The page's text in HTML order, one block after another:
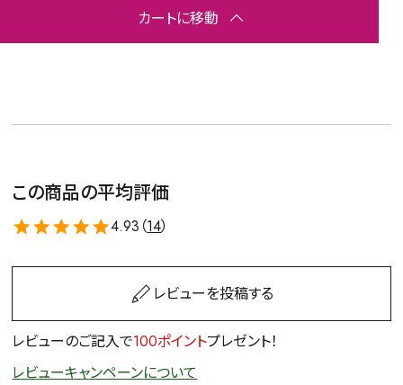
カートに移動
この商品の平均評価
4.93（14）
レビューを投稿する
レビューのご記入で100ポイントプレゼント！
レビューキャンペーンについて